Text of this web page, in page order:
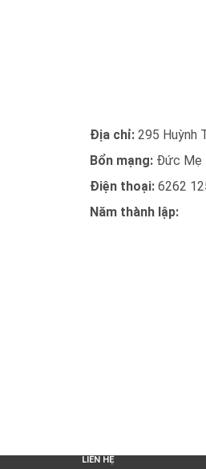
Địa chỉ: 295 Huỳnh
Bổn mạng: Đức Mẹ
Điện thoại: 6262
Năm thành lập:
LIÊN HỆ